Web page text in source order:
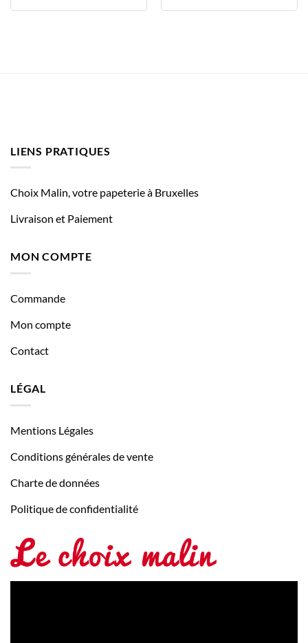
LIENS PRATIQUES
Choix Malin, votre papeterie à Bruxelles
Livraison et Paiement
MON COMPTE
Commande
Mon compte
Contact
LÉGAL
Mentions Légales
Conditions générales de vente
Charte de données
Politique de confidentialité